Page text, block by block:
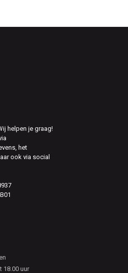
helpen je graag!
het
ook via social
18.00 uur